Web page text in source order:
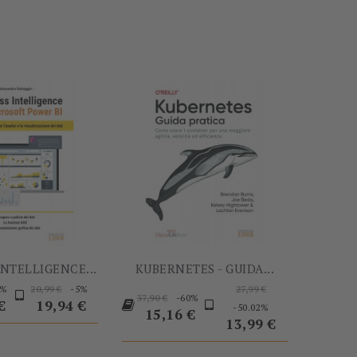
Prezzo
Prezzo
base
20,99 € -5%
19,94 €
KUBERNETES - GUIDA...
Prezzo
base
37,90 € -60%
Prezzo
15,16 €
Prezzo
base
27,99 €
-50.02%
13,99 €